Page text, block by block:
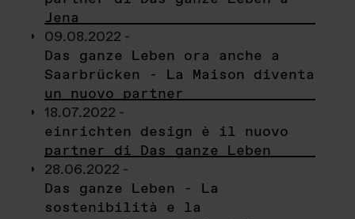
Jena
09.08.2022 -
Das ganze Leben ora anche a
Saarbrücken - La Maison diventa
un nuovo partner
18.07.2022 -
einrichten design è il nuovo
partner di Das ganze Leben
28.06.2022 -
Das ganze Leben - La
sostenibilità e la